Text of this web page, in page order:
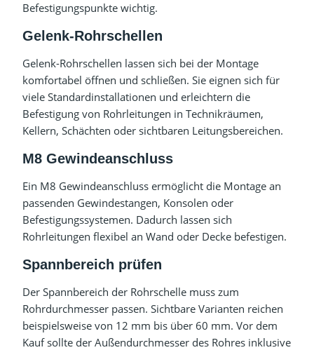
Befestigungspunkte wichtig.
Gelenk-Rohrschellen
Gelenk-Rohrschellen lassen sich bei der Montage
komfortabel öffnen und schließen. Sie eignen sich für
viele Standardinstallationen und erleichtern die
Befestigung von Rohrleitungen in Technikräumen,
Kellern, Schächten oder sichtbaren Leitungsbereichen.
M8 Gewindeanschluss
Ein M8 Gewindeanschluss ermöglicht die Montage an
passenden Gewindestangen, Konsolen oder
Befestigungssystemen. Dadurch lassen sich
Rohrleitungen flexibel an Wand oder Decke befestigen.
Spannbereich prüfen
Der Spannbereich der Rohrschelle muss zum
Rohrdurchmesser passen. Sichtbare Varianten reichen
beispielsweise von 12 mm bis über 60 mm. Vor dem
Kauf sollte der Außendurchmesser des Rohres inklusive